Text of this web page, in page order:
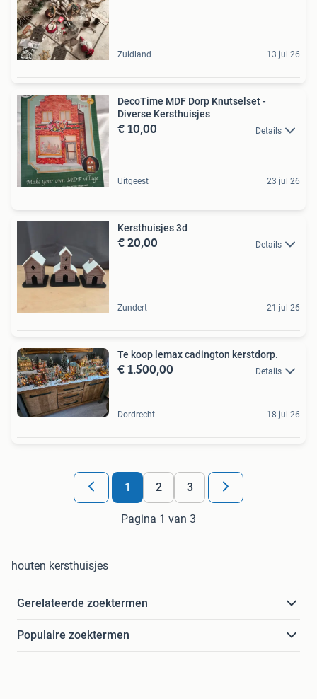
Zuidland 13 jul 26
DecoTime MDF Dorp Knutselset -
Diverse Kersthuisjes
€ 10,00 Details
Uitgeest 23 jul 26
Kersthuisjes 3d
€ 20,00 Details
Zundert 21 jul 26
Te koop lemax cadington kerstdorp.
€ 1.500,00 Details
Dordrecht 18 jul 26
1 2 3
Pagina 1 van 3
houten kersthuisjes
Gerelateerde zoektermen
Populaire zoektermen